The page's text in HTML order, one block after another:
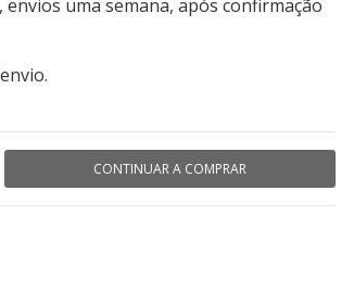
uma semana, após confirmação
CONTINUAR A COMPRAR